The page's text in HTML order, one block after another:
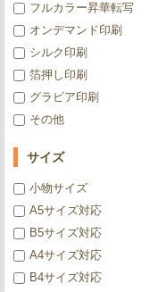
フルカラー昇華転写
オンデマンド印刷
シルク印刷
箔押し印刷
グラビア印刷
その他
サイズ
小物サイズ
A5サイズ対応
B5サイズ対応
A4サイズ対応
B4サイズ対応